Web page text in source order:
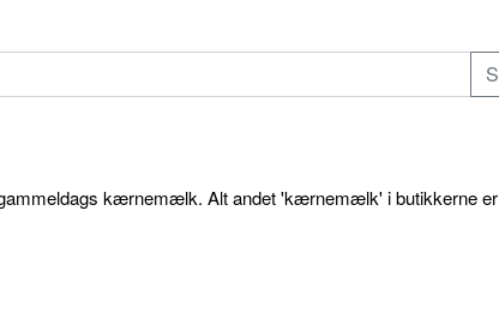
kærnemælk. Alt andet 'kærnemælk' i butikkerne er